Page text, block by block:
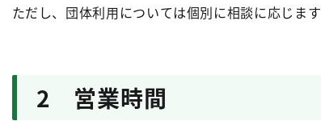
ただし、団体利用については個別に相談に応じます
2 営業時間